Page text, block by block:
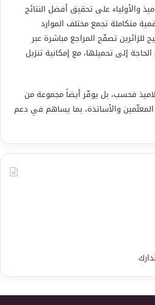
والأولياء على تحقيق أفضل النتائج
متكاملة تجمع مختلف الموارد
للزائرين تصفّح المراجع مباشرة عبر
إلى تحميلها، مع إمكانية تنزيل
فحسب، بل يوفّر أيضاً مجموعة من
المعلّمين والأساتذة، بما يساهم في دعم